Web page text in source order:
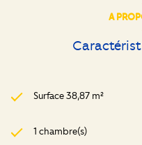
A
Surface 38,87 m²
1 chambre(s)